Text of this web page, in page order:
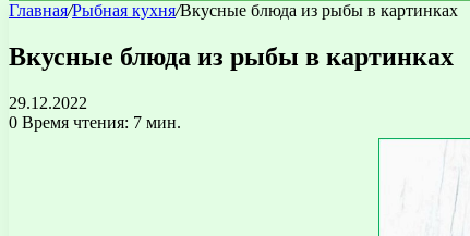
Главная/Рыбная кухня/Вкусные блюда из рыбы в картинках
Вкусные блюда из рыбы в картинках
29.12.2022
0 Время чтения: 7 мин.